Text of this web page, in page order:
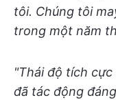
tôi. Chúng tôi
trong một năm
"Thái độ tích
đã tác động